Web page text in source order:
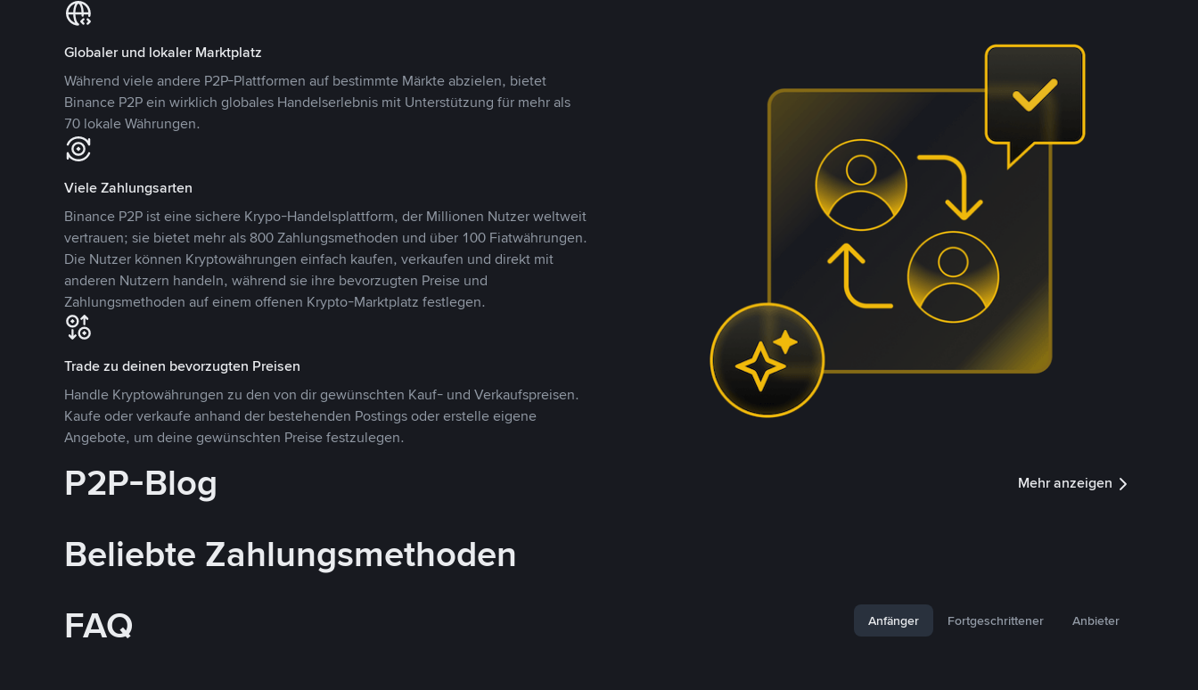
Globaler und lokaler Marktplatz
Während viele andere P2P-Plattformen auf bestimmte Märkte abzielen, bietet
Binance P2P ein wirklich globales Handelserlebnis mit Unterstützung für mehr als
70 lokale Währungen.
Viele Zahlungsarten
Binance P2P ist eine sichere Krypo-Handelsplattform, der Millionen Nutzer weltweit
vertrauen; sie bietet mehr als 800 Zahlungsmethoden und über 100 Fiatwährungen.
Die Nutzer können Kryptowährungen einfach kaufen, verkaufen und direkt mit
anderen Nutzern handeln, während sie ihre bevorzugten Preise und
Zahlungsmethoden auf einem offenen Krypto-Marktplatz festlegen.
Trade zu deinen bevorzugten Preisen
Handle Kryptowährungen zu den von dir gewünschten Kauf- und Verkaufspreisen.
Kaufe oder verkaufe anhand der bestehenden Postings oder erstelle eigene
Angebote, um deine gewünschten Preise festzulegen.
P2P-Blog Mehr anzeigen
Beliebte Zahlungsmethoden
FAQ
Anfänger Fortgeschrittener Anbieter